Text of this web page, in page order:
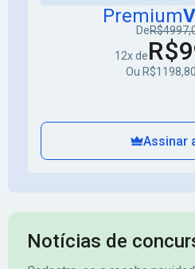
Premium
De
12x de
Ou
Assinar
Notícias de